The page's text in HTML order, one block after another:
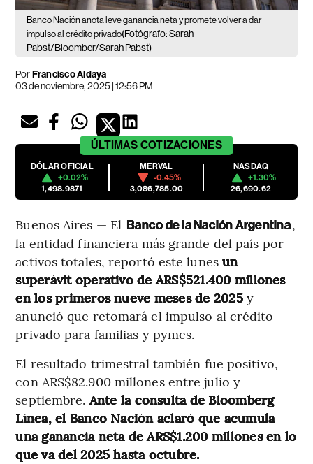
Banco Nación anota leve ganancia neta y promete volver a dar
impulso al crédito privado(Fotógrafo: Sarah
Pabst/Bloomber/Sarah Pabst)
PorFrancisco Aldaya
03 de noviembre, 2025 | 12:56 PM
ÚLTIMAS COTIZACIONES
DÓLAR OFICIAL
+0.02%
1,498.9871
MERVAL
-0.45%
3,086,785.00
NASDAQ
+1.30%
26,690.62
Buenos Aires — El Banco de la Nación Argentina,
la entidad financiera más grande del país por
activos totales, reportó este lunes un
superávit operativo de ARS$521.400 millones
en los primeros nueve meses de 2025y
anunció que retomará el impulso al crédito
privado para familias y pymes.
El resultado trimestral también fue positivo,
con ARS$82.900 millones entre julio y
septiembre.Ante la consulta de Bloomberg
Línea, el Banco Nación aclaró que acumula
una ganancia neta de ARS$1.200 millones en lo
que va del 2025 hasta octubre.